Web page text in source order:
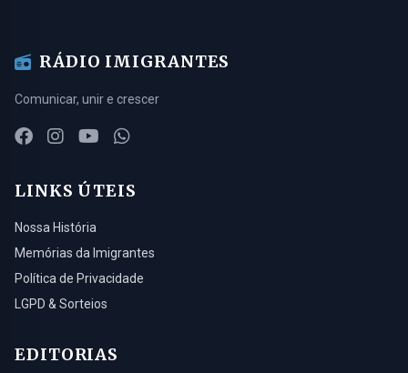
RÁDIO IMIGRANTES
Comunicar, unir e crescer
LINKS ÚTEIS
Nossa História
Memórias da Imigrantes
Política de Privacidade
LGPD & Sorteios
EDITORIAS